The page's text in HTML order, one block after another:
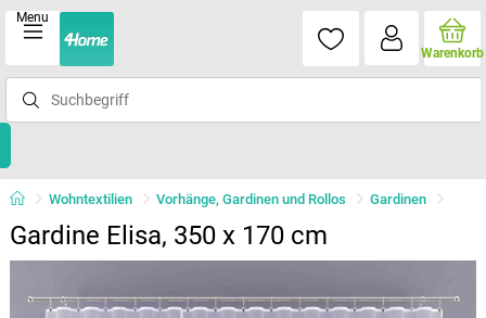
Menu
Warenkorb
Wohntextilien Vorhänge, Gardinen und Rollos Gardinen
Gardine Elisa, 350 x 170 cm